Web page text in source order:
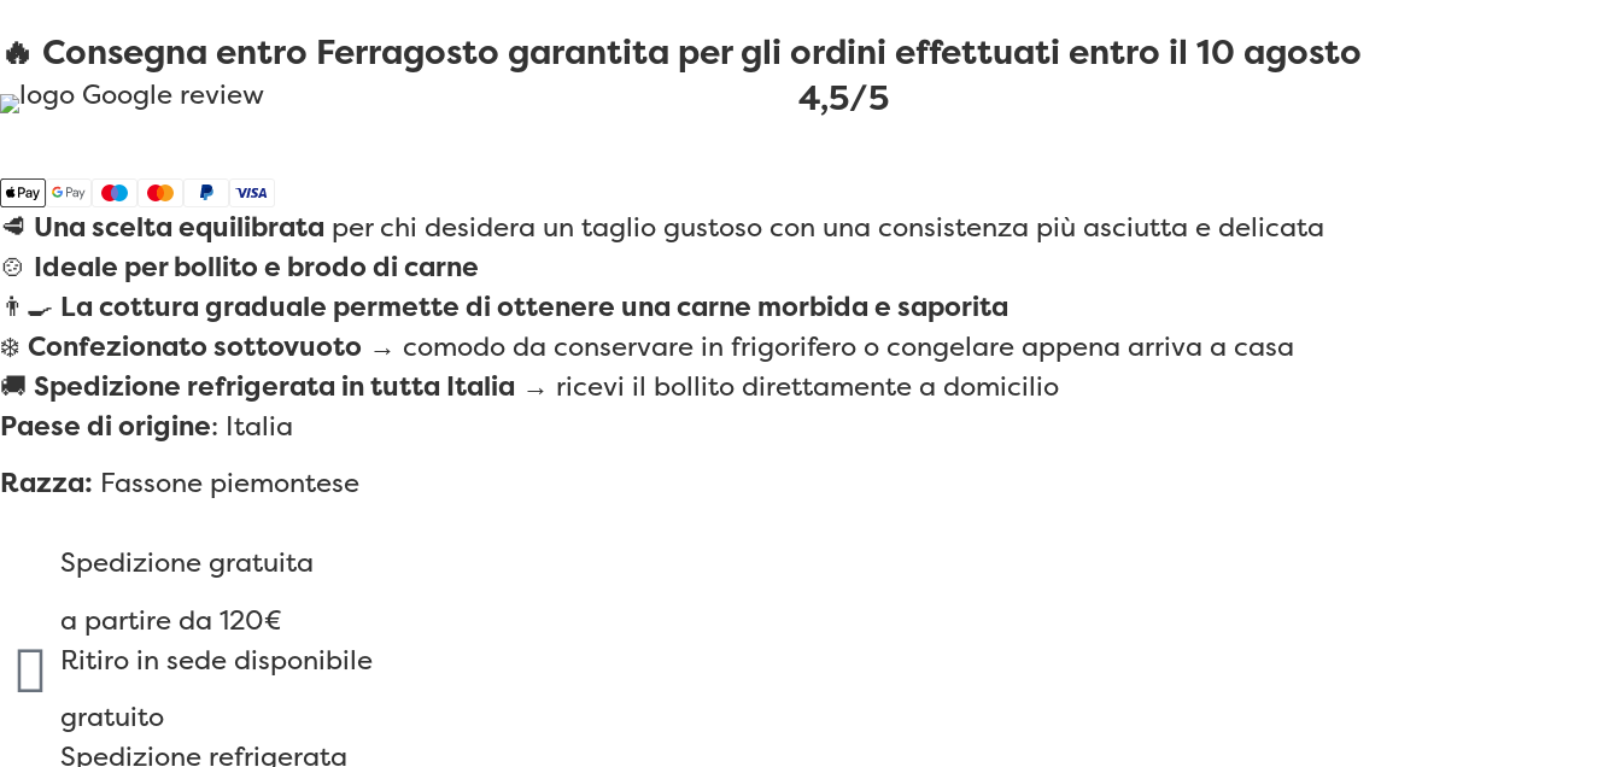
🔥 Consegna entro Ferragosto garantita per gli ordini effettuati entro il 10 agosto
4,5/5
🥩 Una scelta equilibrata per chi desidera un taglio gustoso con una consistenza più asciutta e delicata
🍲 Ideale per bollito e brodo di carne
👨‍🍳 La cottura graduale permette di ottenere una carne morbida e saporita
❄️ Confezionato sottovuoto → comodo da conservare in frigorifero o congelare appena arriva a casa
🚚 Spedizione refrigerata in tutta Italia → ricevi il bollito direttamente a domicilio
Paese di origine: Italia
Razza: Fassone piemontese
Spedizione gratuita
a partire da 120€
Ritiro in sede disponibile
gratuito
Spedizione refrigerata